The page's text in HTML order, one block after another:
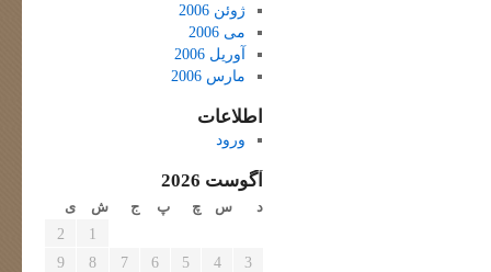
ژوئن 2006
می 2006
آوریل 2006
مارس 2006
اطلاعات
ورود
آگوست 2026
د س چ پ ج ش ی
1
2
3
4
5
6
7
8
9